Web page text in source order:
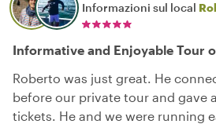
Informazioni sul local
Informative and Enjoyable Tour
Roberto was just great. He
before our private tour and gave
tickets. He and we were running